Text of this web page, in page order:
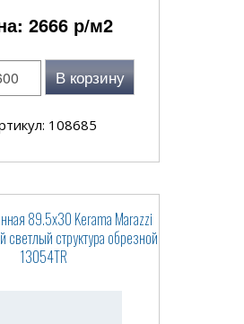
2666 р/м2
В корзину
108685
89.5x30 Kerama Marazzi
светлый структура обрезной
13054TR